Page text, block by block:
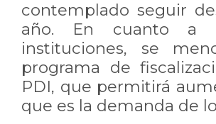
contemplado seguir
año. En cuanto a
instituciones, se
programa de
PDI, que permitirá
que es la demanda de